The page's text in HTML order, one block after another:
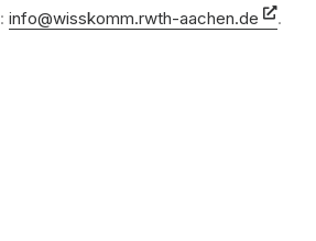
info@wisskomm.rwth-aachen.de .